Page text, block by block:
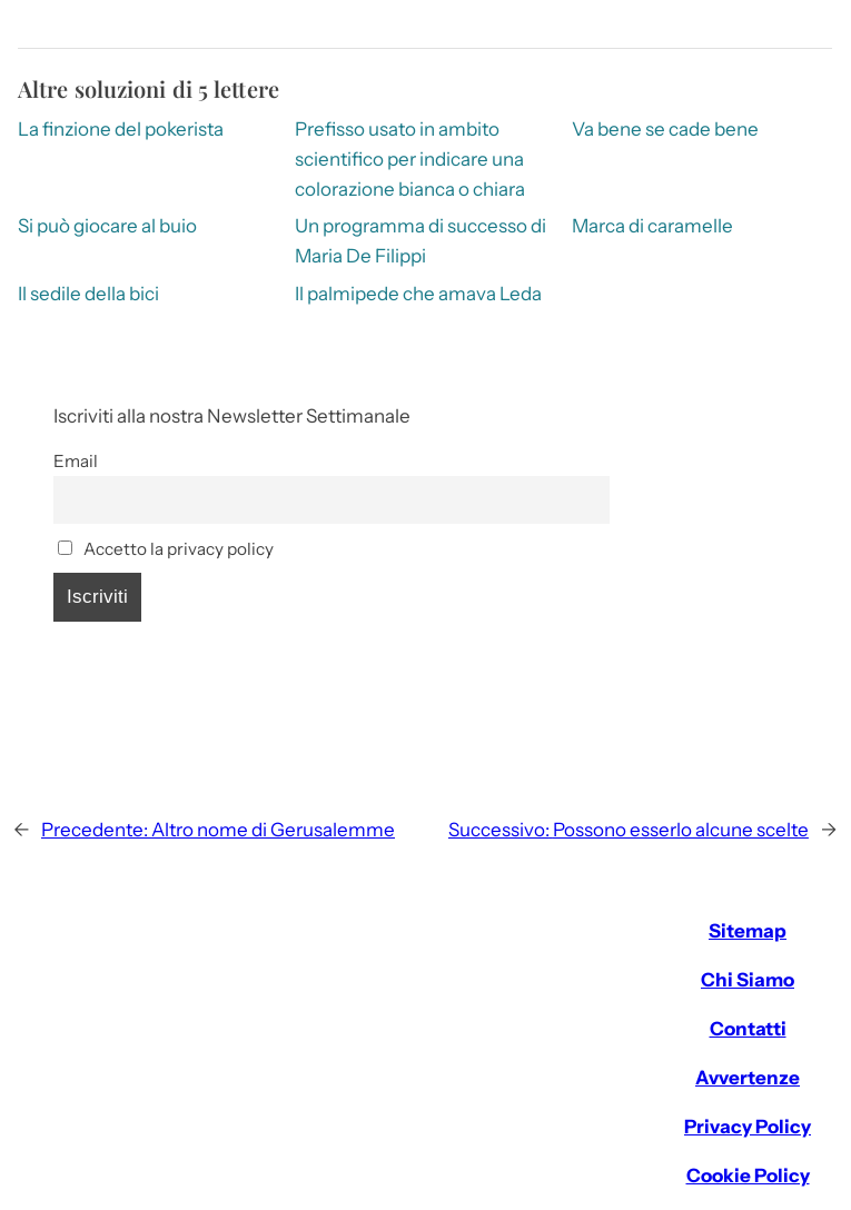
Altre soluzioni di 5 lettere
La finzione del pokerista
Prefisso usato in ambito
scientifico per indicare una
colorazione bianca o chiara
Va bene se cade bene
Si può giocare al buio
Un programma di successo di
Maria De Filippi
Marca di caramelle
Il sedile della bici Il palmipede che amava Leda
Iscriviti alla nostra Newsletter Settimanale
Email
Accetto la privacy policy
← Precedente: Altro nome di Gerusalemme Successivo: Possono esserlo alcune scelte →
Sitemap
Chi Siamo
Contatti
Avvertenze
Privacy Policy
Cookie Policy